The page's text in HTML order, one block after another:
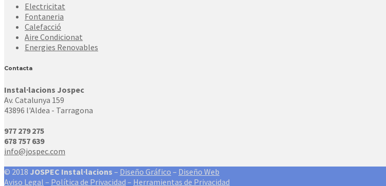
Electricitat
Fontaneria
Calefacció
Aire Condicionat
Energies Renovables
Contacta
Instal·lacions Jospec
Av. Catalunya 159
43896 l'Aldea - Tarragona
977 279 275
678 757 639
info@jospec.com
© 2018 JOSPEC Instal·lacions – Diseño Gráfico – Diseño Web
Aviso Legal – Política de Privacidad – Herramientas de Privacidad